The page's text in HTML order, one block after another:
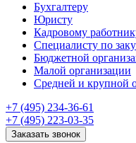
Бухгалтеру
Юристу
Кадровому
Специалисту по
Бюджетной
Малой организации
Средней и крупной
+7 (495) 234-36-61
+7 (495) 223-03-35
Заказать звонок